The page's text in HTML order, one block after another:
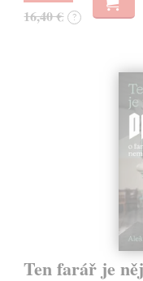
16,40 € ?
Ten farář je